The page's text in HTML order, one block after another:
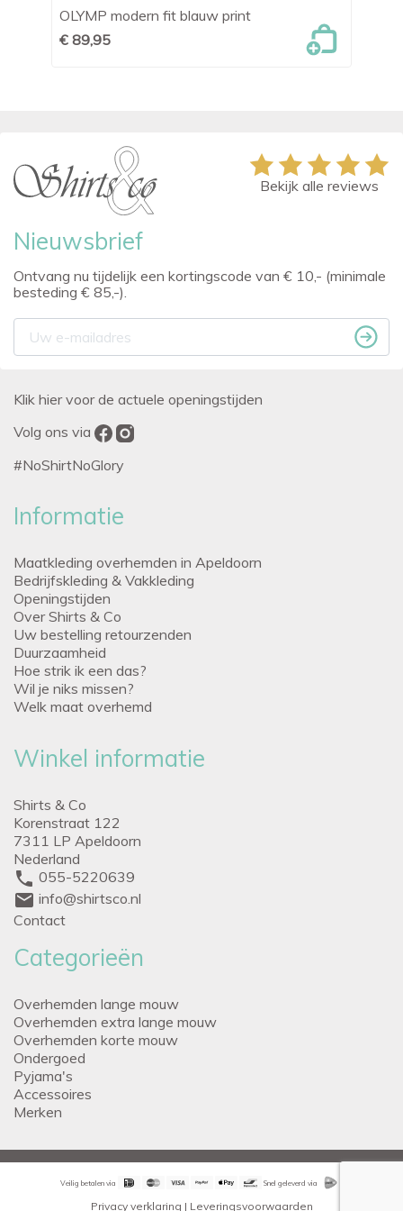
OLYMP modern fit blauw print
€ 89,95
Nieuwsbrief
Ontvang nu tijdelijk een kortingscode van € 10,- (minimale
besteding € 85,-).
Bekijk alle reviews
Klik hier voor de actuele openingstijden
Volg ons via
#NoShirtNoGlory
Informatie
Maatkleding overhemden in Apeldoorn
Bedrijfskleding & Vakkleding
Openingstijden
Over Shirts & Co
Uw bestelling retourzenden
Duurzaamheid
Hoe strik ik een das?
Wil je niks missen?
Welk maat overhemd
Winkel informatie
Shirts & Co
Korenstraat 122
7311 LP Apeldoorn
Nederland
phone 055-5220639
mail info@shirtsco.nl
Contact
Categorieën
Overhemden lange mouw
Overhemden extra lange mouw
Overhemden korte mouw
Ondergoed
Pyjama's
Accessoires
Merken
Veilig betalen via Snel geleverd via
Privacy verklaring | Leveringsvoorwaarden